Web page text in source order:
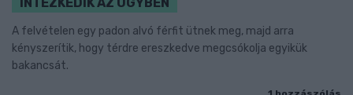
A felvételen egy padon alvó férfit ütnek meg, majd arra
kényszerítik, hogy térdre ereszkedve megcsókolja egyikük
bakancsát.